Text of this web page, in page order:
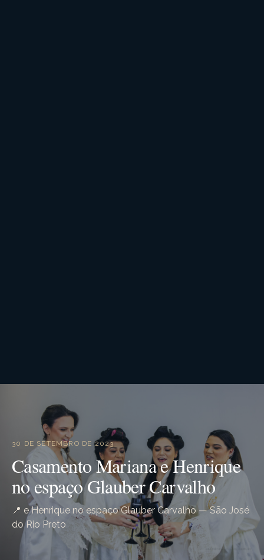
30 DE SETEMBRO DE 2023
Casamento Mariana e Henrique
no espaço Glauber Carvalho
📍 e Henrique no espaço Glauber Carvalho — São José
do Rio Preto